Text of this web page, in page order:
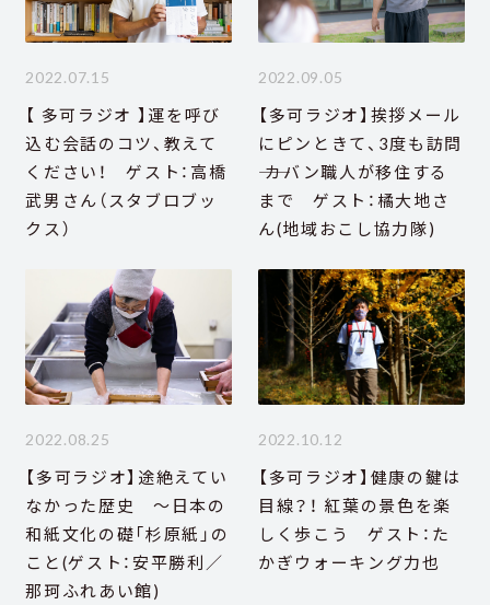
2022.07.15
【 多可ラジオ 】運を呼び
込む会話のコツ、教えて
ください！ ゲスト：高橋
武男さん（スタブロブッ
クス）
2022.09.05
【多可ラジオ】挨拶メール
にピンときて、3度も訪問
―― カバン職人が移住する
まで ゲスト：橘大地さ
ん(地域おこし協力隊)
2022.08.25
【多可ラジオ】途絶えてい
なかった歴史 ～日本の
和紙文化の礎「杉原紙」の
こと(ゲスト：安平勝利／
那珂ふれあい館)
2022.10.12
【多可ラジオ】健康の鍵は
目線？！ 紅葉の景色を楽
しく歩こう ゲスト：た
かぎウォーキング力也